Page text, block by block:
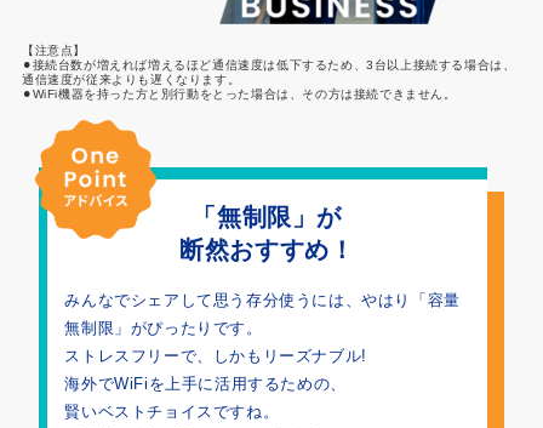
【注意点】
⚫︎接続台数が増えれば増えるほど通信速度は低下するため、3台以上接続する場合は、
通信速度が従来よりも遅くなります。
⚫︎WiFi機器を持った方と別行動をとった場合は、その方は接続できません。
「無制限」が
断然おすすめ！
みんなでシェアして思う存分使うには、やはり「容量
無制限」がぴったりです。
ストレスフリーで、しかもリーズナブル!
海外でWiFiを上手に活用するための、
賢いベストチョイスですね。